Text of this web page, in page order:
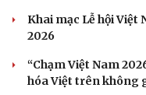
Doanh nghiệp
Thông tin doanh nghiệp
Khai mạc Lễ hội Việt
2026
“Chạm Việt Nam
hóa Việt trên không